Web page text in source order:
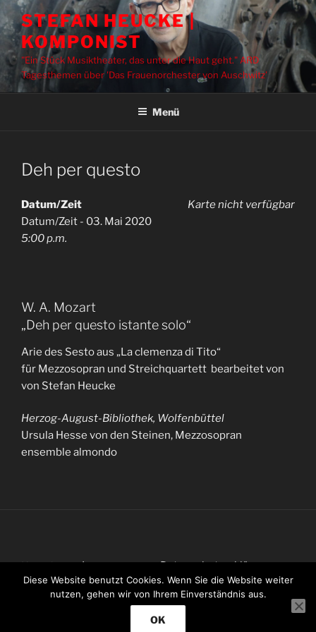
Zum
Inhalt
springen
STEFAN HEUCKE |
KOMPONIST
"Ein Stück Musiktheater, das unter die Haut geht." ARD
Tagesthemen über 'Das Frauenorchester von Auschwitz'
Menü
Deh per questo
Karte nicht verfügbar
Datum/Zeit
Datum/Zeit - 03. Mai 2020
5:00 p.m.
W. A. Mozart
„Deh per questo istante solo“
Arie des Sesto aus „La clemenza di Tito“
für Mezzosopran und Streichquartett bearbeitet von
von Stefan Heucke
Herzog-August-Bibliothek, Wolfenbüttel
Ursula Hesse von den Steinen, Mezzosopran
ensemble almondo
Kontakt Impressum Datenschutzerklärung
Diese Website benutzt Cookies. Wenn Sie die Website weiter
nutzen, gehen wir von Ihrem Einverständnis aus.
OK